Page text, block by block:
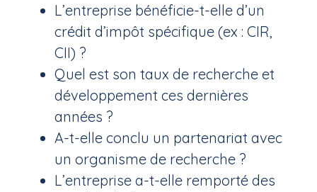
L’entreprise bénéficie-t-elle d’un
crédit d’impôt spécifique (ex : CIR,
CII) ?
Quel est son taux de recherche et
développement ces dernières
années ?
A-t-elle conclu un partenariat avec
un organisme de recherche ?
L’entreprise a-t-elle remporté des